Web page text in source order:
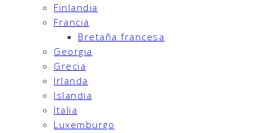
Finlandia
Francia
Bretaña francesa
Georgia
Grecia
Irlanda
Islandia
Italia
Luxemburgo